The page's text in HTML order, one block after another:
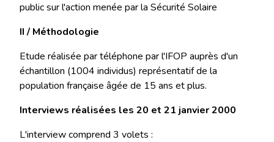
public sur l'action menée par la Sécurité Solaire
II / Méthodologie
Etude réalisée par téléphone par l'IFOP auprès d'un
échantillon (1004 individus) représentatif de la
population française âgée de 15 ans et plus.
Interviews réalisées les 20 et 21 janvier 2000
L'interview comprend 3 volets :